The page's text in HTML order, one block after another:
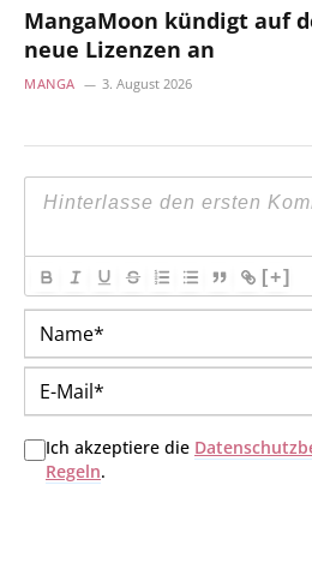
MangaMoon kündigt auf
neue Lizenzen an
MANGA 3. August 2026
[+]
Ich akzeptiere die
Regeln.